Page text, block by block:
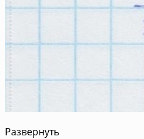
Развернуть